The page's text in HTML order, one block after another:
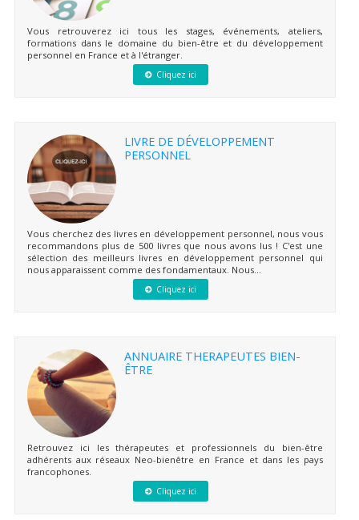
Vous retrouverez ici tous les stages, événements, ateliers,
formations dans le domaine du bien-être et du développement
personnel en France et à l'étranger.
Cliquez ici
LIVRE DE DÉVELOPPEMENT
PERSONNEL
Vous cherchez des livres en développement personnel, nous vous
recommandons plus de 500 livres que nous avons lus ! C'est une
sélection des meilleurs livres en développement personnel qui
nous apparaissent comme des fondamentaux. Nous...
Cliquez ici
ANNUAIRE THERAPEUTES BIEN-
ÊTRE
Retrouvez ici les thérapeutes et professionnels du bien-être
adhérents aux réseaux Neo-bienêtre en France et dans les pays
francophones.
Cliquez ici